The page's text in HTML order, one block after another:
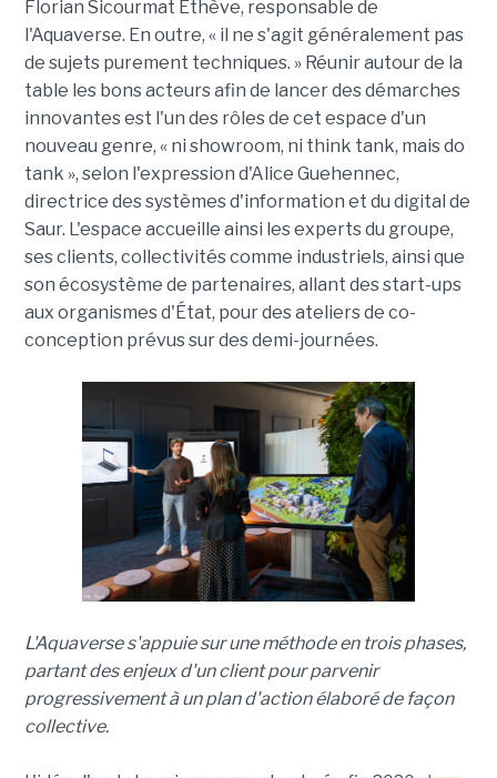
Florian Sicourmat Ethève, responsable de
l'Aquaverse. En outre, « il ne s'agit généralement pas
de sujets purement techniques. » Réunir autour de la
table les bons acteurs afin de lancer des démarches
innovantes est l'un des rôles de cet espace d'un
nouveau genre, « ni showroom, ni think tank, mais do
tank », selon l'expression d'Alice Guehennec,
directrice des systèmes d'information et du digital de
Saur. L'espace accueille ainsi les experts du groupe,
ses clients, collectivités comme industriels, ainsi que
son écosystème de partenaires, allant des start-ups
aux organismes d'État, pour des ateliers de co-
conception prévus sur des demi-journées.
L'Aquaverse s'appuie sur une méthode en trois phases,
partant des enjeux d'un client pour parvenir
progressivement à un plan d'action élaboré de façon
collective.